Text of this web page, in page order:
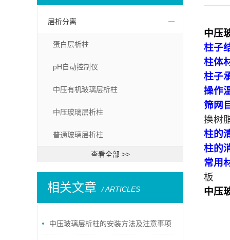
层析分离
蛋白层析柱
pH自动控制仪
中压有机玻璃层析柱
中压玻璃层析柱
普通玻璃层析柱
查看全部 >>
相关文章 / ARTICLES
中压玻璃层析柱的安装方法及注意事项
中压
柱子
柱体
柱子
操作
筛网
换树
柱的
柱的
常用
板
中压